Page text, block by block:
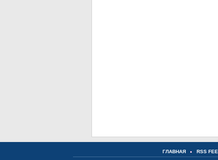
ГЛАВНАЯ RSS